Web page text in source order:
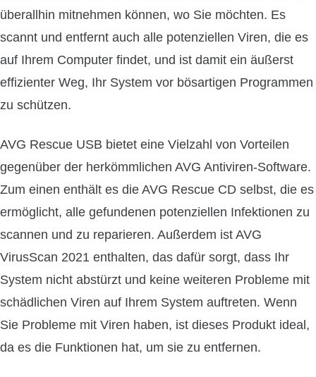
überallhin mitnehmen können, wo Sie möchten. Es
scannt und entfernt auch alle potenziellen Viren, die es
auf Ihrem Computer findet, und ist damit ein äußerst
effizienter Weg, Ihr System vor bösartigen Programmen
zu schützen.
AVG Rescue USB bietet eine Vielzahl von Vorteilen
gegenüber der herkömmlichen AVG Antiviren-Software.
Zum einen enthält es die AVG Rescue CD selbst, die es
ermöglicht, alle gefundenen potenziellen Infektionen zu
scannen und zu reparieren. Außerdem ist AVG
VirusScan 2021 enthalten, das dafür sorgt, dass Ihr
System nicht abstürzt und keine weiteren Probleme mit
schädlichen Viren auf Ihrem System auftreten. Wenn
Sie Probleme mit Viren haben, ist dieses Produkt ideal,
da es die Funktionen hat, um sie zu entfernen.